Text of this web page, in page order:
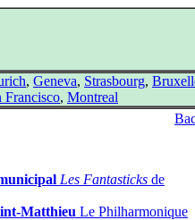
, Geneva, Strasbourg,
Francisco, Montreal
Les Fantasticks de
Matthieu Le Philharmonique